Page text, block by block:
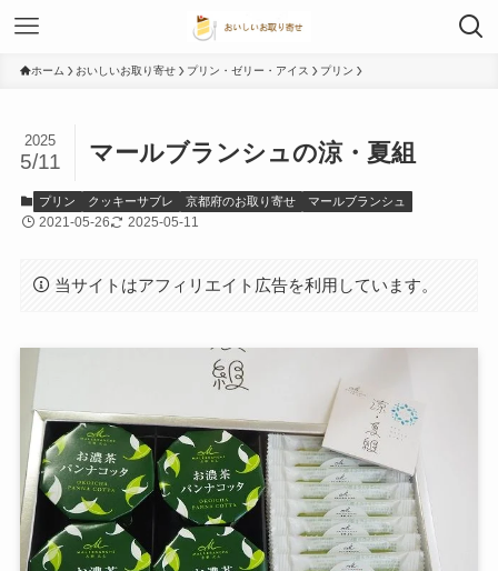
ホーム おいしいお取り寄せ プリン・ゼリー・アイス プリン
マールブランシュの涼・夏組
2025
5/11
プリン クッキーサブレ 京都府のお取り寄せ マールブランシュ
2021-05-26 2025-05-11
当サイトはアフィリエイト広告を利用しています。